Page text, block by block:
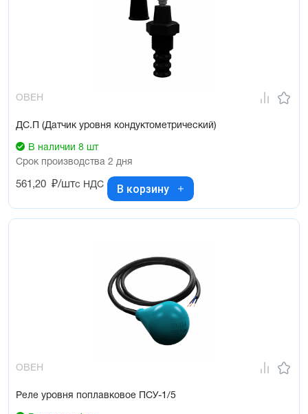
ОВЕН
ДС.П (Датчик уровня кондуктометрический)
В наличии 8 шт
Срок производства 2 дня
561,20 ₽/штс НДС В корзину
ОВЕН
Реле уровня поплавковое ПСУ-1/5